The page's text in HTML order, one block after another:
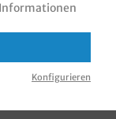
Konfigurieren